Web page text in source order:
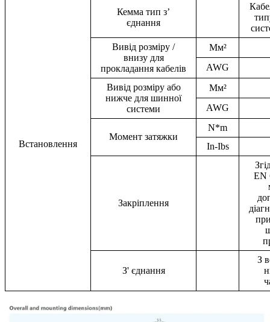
Встановлення
Кемма тип з’
єднання
Вивід розміру /
внизу для
прокладання кабелів
Мм²
AWG
Вивід розміру або
нижче для шинної
системи
Мм²
AWG
Момент затяжки
N*m
In-Ibs
Закріплення
EN
З' єднання
З